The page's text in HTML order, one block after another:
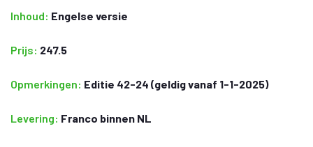
Inhoud: Engelse versie
Prijs: 247.5
Opmerkingen: Editie 42-24 (geldig vanaf 1-1-2025)
Levering: Franco binnen NL